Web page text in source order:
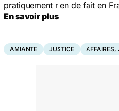
pratiquement rien de fait en
En savoir plus
AMIANTE JUSTICE AFFAIRES,